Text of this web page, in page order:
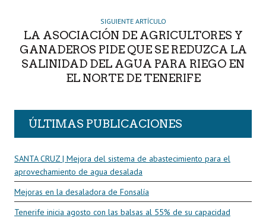
SIGUIENTE ARTÍCULO
LA ASOCIACIÓN DE AGRICULTORES Y
GANADEROS PIDE QUE SE REDUZCA LA
SALINIDAD DEL AGUA PARA RIEGO EN
EL NORTE DE TENERIFE
ÚLTIMAS PUBLICACIONES
SANTA CRUZ | Mejora del sistema de abastecimiento para el
aprovechamiento de agua desalada
Mejoras en la desaladora de Fonsalía
Tenerife inicia agosto con las balsas al 55% de su capacidad